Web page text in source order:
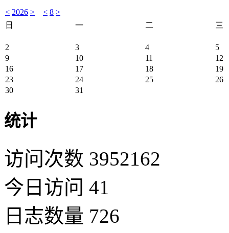
< 2026 > < 8 >
日
一 二 三
2 3 4
5
9
10 11
12
16
17 18
19
23
24 25
26
30
31
统计
访问次数 3952162
今日访问 41
日志数量 726